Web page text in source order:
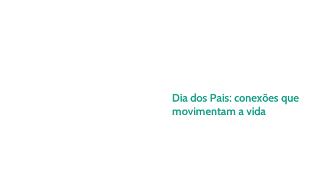
Dia dos Pais: conexões que
movimentam a vida